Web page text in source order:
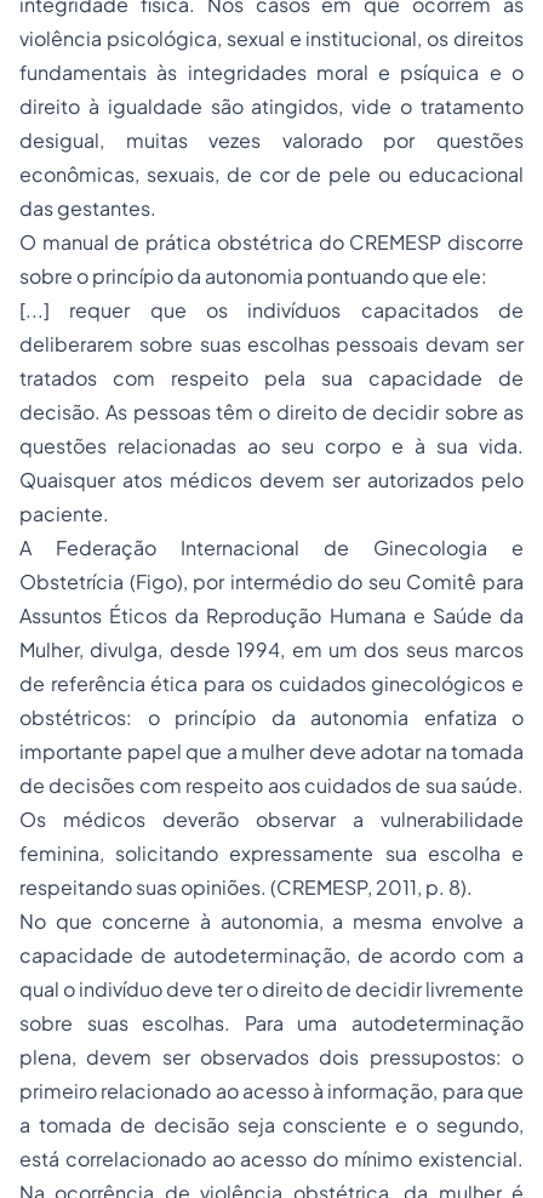
violência psicológica, sexual e institucional, os direitos
fundamentais às integridades moral e psíquica e o
direito à igualdade são atingidos, vide o tratamento
desigual, muitas vezes valorado por questões
econômicas, sexuais, de cor de pele ou educacional
das gestantes.
O manual de prática obstétrica do CREMESP discorre
sobre oprincípio da autonomia pontuando que ele:
[...] requer que os indivíduos capacitados de
deliberarem sobre suas escolhas pessoais devam ser
tratados com respeito pela sua capacidade de
decisão. As pessoas têm o direito de decidir sobre as
questões relacionadas ao seu corpo e à sua vida.
Quaisquer atos médicos devem ser autorizados pelo
paciente.
A Federação Internacional de Ginecologia e
Obstetrícia (Figo), por intermédio do seu Comitê para
Assuntos Éticos da Reprodução Humana e Saúde da
Mulher, divulga, desde 1994, em um dos seus marcos
de referência ética para os cuidados ginecológicos e
obstétricos: o princípio da autonomia enfatiza o
importante papel que a mulher deve adotar na tomada
de decisões com respeito aos cuidados de sua saúde.
Os médicos deverão observar a vulnerabilidade
feminina, solicitando expressamente sua escolha e
respeitando suas opiniões. (CREMESP, 2011, p. 8).
No que concerne à autonomia, a mesma envolve a
capacidade de autodeterminação, de acordo com a
qual o indivíduo deve ter o direito de decidir livremente
sobre suas escolhas. Para uma autodeterminação
plena, devem ser observados dois pressupostos: o
primeiro relacionado ao acesso à informação, para que
a tomada de decisão seja consciente e o segundo,
está correlacionado ao acesso do mínimo existencial.